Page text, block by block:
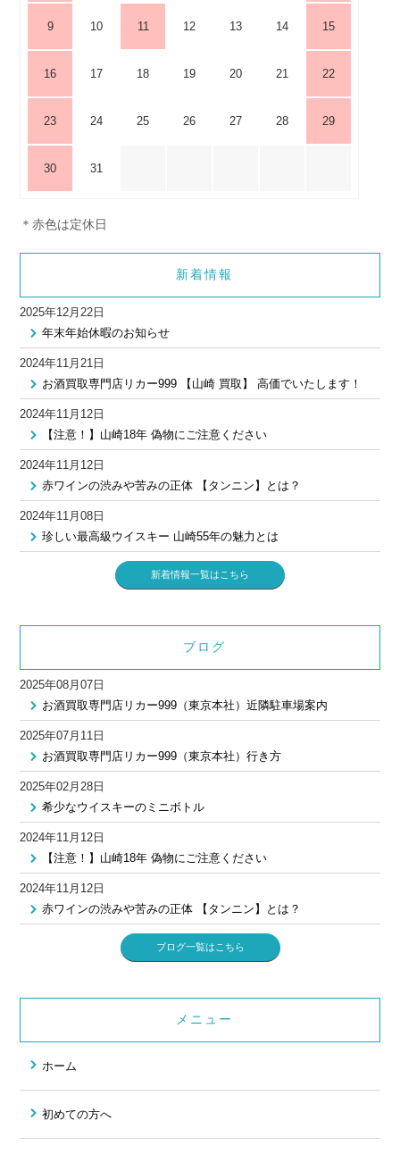
9 10 11 12 13 14 15
16 17 18 19 20 21 22
23 24 25 26 27 28 29
30 31
＊赤色は定休日
新着情報
2025年12月22日
年末年始休暇のお知らせ
2024年11月21日
お酒買取専門店リカー999 【山崎 買取】 高価でいたします！
2024年11月12日
【注意！】山崎18年 偽物にご注意ください
2024年11月12日
赤ワインの渋みや苦みの正体 【タンニン】とは？
2024年11月08日
珍しい最高級ウイスキー 山崎55年の魅力とは
新着情報一覧はこちら
ブログ
2025年08月07日
お酒買取専門店リカー999（東京本社）近隣駐車場案内
2025年07月11日
お酒買取専門店リカー999（東京本社）行き方
2025年02月28日
希少なウイスキーのミニボトル
2024年11月12日
【注意！】山崎18年 偽物にご注意ください
2024年11月12日
赤ワインの渋みや苦みの正体 【タンニン】とは？
ブログ一覧はこちら
メニュー
ホーム
初めての方へ